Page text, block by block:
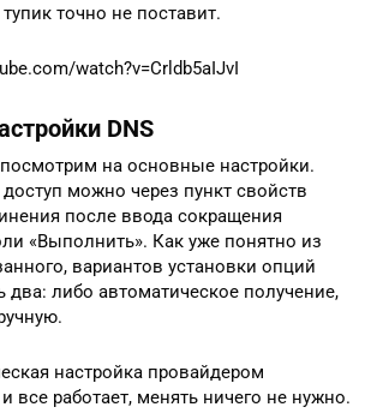
точно не поставит.
watch?v=Crldb5aIJvI
DNS
на основные настройки.
можно через пункт свойств
после ввода сокращения
«Выполнить». Как уже понятно из
вариантов установки опций
два: либо автоматическое получение,
настройка провайдером
все работает, менять ничего не нужно.